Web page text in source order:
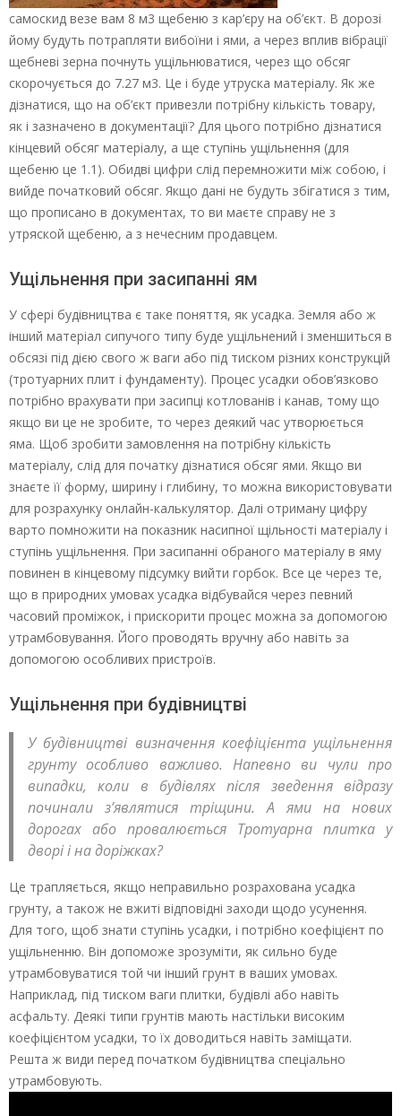
самоскид везе вам 8 м3 щебеню з кар’єру на об’єкт. В дорозі
йому будуть потрапляти вибоїни і ями, а через вплив вібрації
щебневі зерна почнуть ущільнюватися, через що обсяг
скорочується до 7.27 м3. Це і буде утруска матеріалу. Як же
дізнатися, що на об’єкт привезли потрібну кількість товару,
як і зазначено в документації? Для цього потрібно дізнатися
кінцевий обсяг матеріалу, а ще ступінь ущільнення (для
щебеню це 1.1). Обидві цифри слід перемножити між собою, і
вийде початковий обсяг. Якщо дані не будуть збігатися з тим,
що прописано в документах, то ви маєте справу не з
утряской щебеню, а з нечесним продавцем.
Ущільнення при засипанні ям
У сфері будівництва є таке поняття, як усадка. Земля або ж
інший матеріал сипучого типу буде ущільнений і зменшиться в
обсязі під дією свого ж ваги або під тиском різних конструкцій
(тротуарних плит і фундаменту). Процес усадки обов’язково
потрібно врахувати при засипці котлованів і канав, тому що
якщо ви це не зробите, то через деякий час утворюється
яма. Щоб зробити замовлення на потрібну кількість
матеріалу, слід для початку дізнатися обсяг ями. Якщо ви
знаєте її форму, ширину і глибину, то можна використовувати
для розрахунку онлайн-калькулятор. Далі отриману цифру
варто помножити на показник насипної щільності матеріалу і
ступінь ущільнення. При засипанні обраного матеріалу в яму
повинен в кінцевому підсумку вийти горбок. Все це через те,
що в природних умовах усадка відбувайся через певний
часовий проміжок, і прискорити процес можна за допомогою
утрамбовування. Його проводять вручну або навіть за
допомогою особливих пристроїв.
Ущільнення при будівництві
У будівництві визначення коефіцієнта ущільнення
грунту особливо важливо. Напевно ви чули про
випадки, коли в будівлях після зведення відразу
починали з’являтися тріщини. А ями на нових
дорогах або провалюється Тротуарна плитка у
дворі і на доріжках?
Це трапляється, якщо неправильно розрахована усадка
грунту, а також не вжиті відповідні заходи щодо усунення.
Для того, щоб знати ступінь усадки, і потрібно коефіцієнт по
ущільненню. Він допоможе зрозуміти, як сильно буде
утрамбовуватися той чи інший грунт в ваших умовах.
Наприклад, під тиском ваги плитки, будівлі або навіть
асфальту. Деякі типи грунтів мають настільки високим
коефіцієнтом усадки, то їх доводиться навіть заміщати.
Решта ж види перед початком будівництва спеціально
утрамбовують.